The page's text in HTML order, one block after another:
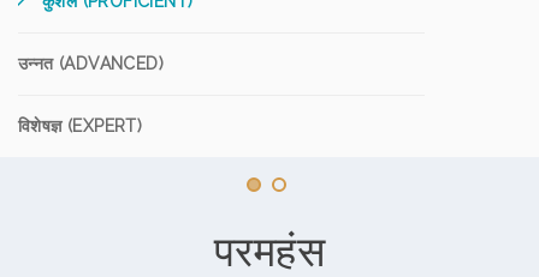
उन्नत (ADVANCED)
विशेषज्ञ (EXPERT)
परमहंस